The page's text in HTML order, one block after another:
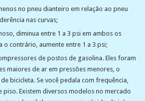
no pneu dianteiro em relação ao pneu
nas curvas;
diminua entre 1 a 3 psi em ambos os
o contrário, aumente entre 1 a 3 psi;
de postos de gasolina. Eles foram
maiores de ar em pressões menores, o
bicicleta. Se você pedala com frequência,
Existem diversos modelos no mercado